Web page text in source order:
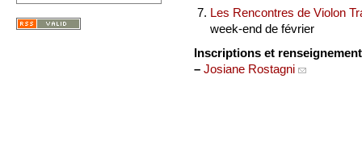
Les Rencontres de Violon
week-end de février
Inscriptions et
– Josiane Rostagni